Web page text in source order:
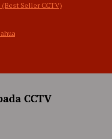
(Best Seller CCTV)
CCTV